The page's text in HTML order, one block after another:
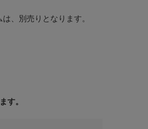
、別売りとなります。
す。